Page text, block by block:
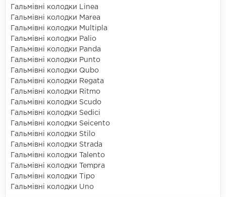
Гальмівні колодки Linea
Гальмівні колодки Marea
Гальмівні колодки Multipla
Гальмівні колодки Palio
Гальмівні колодки Panda
Гальмівні колодки Punto
Гальмівні колодки Qubo
Гальмівні колодки Regata
Гальмівні колодки Ritmo
Гальмівні колодки Scudo
Гальмівні колодки Sedici
Гальмівні колодки Seicento
Гальмівні колодки Stilo
Гальмівні колодки Strada
Гальмівні колодки Talento
Гальмівні колодки Tempra
Гальмівні колодки Tipo
Гальмівні колодки Uno